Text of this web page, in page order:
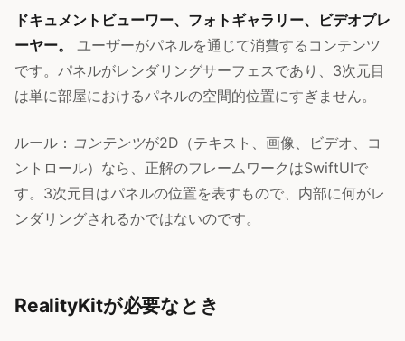
ドキュメントビューワー、フォトギャラリー、ビデオプレ
ーヤー。
ユーザーがパネルを通じて消費するコンテンツ
です。パネルがレンダリングサーフェスであり、3次元目
は単に部屋におけるパネルの空間的位置にすぎません。
ルール： コンテンツが2D（テキスト、画像、ビデオ、コ
ントロール）なら、正解のフレームワークはSwiftUIで
す。3次元目はパネルの位置を表すもので、内部に何がレ
ンダリングされるかではないのです。
RealityKitが必要なとき